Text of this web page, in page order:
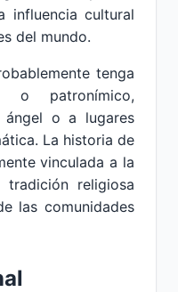
influencia cultural
del mundo.
tenga
o patronímico,
o a lugares
La historia de
vinculada a la
religiosa
las comunidades